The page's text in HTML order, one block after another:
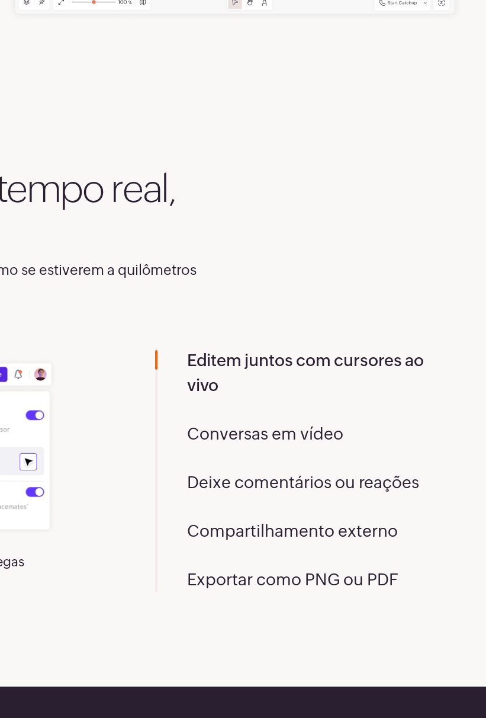
real,
se estiverem a quilômetros
Editem juntos com cursores ao
vivo
Conversas em vídeo
Deixe comentários ou reações
Compartilhamento externo
Exportar como PNG ou PDF